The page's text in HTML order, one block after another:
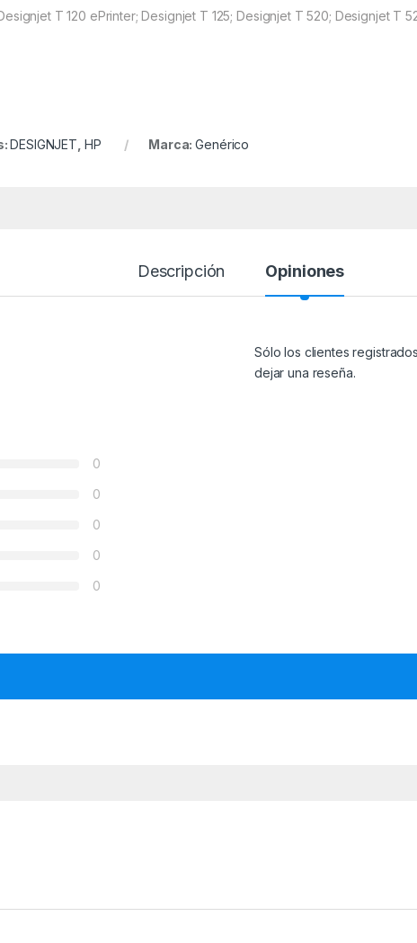
T 120 ePrinter; Designjet T 125; Designjet T 520; Designjet T
DESIGNJET HP Marca:Genérico
Descripción Opiniones
0
0
0
0
0
Sólo los clientes
dejar una reseña.